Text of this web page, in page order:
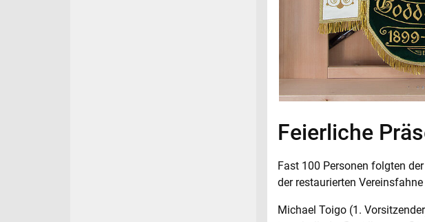
Feierliche
Fast 100 Personen folgten
der restaurierten Vereinsfahne
Michael Toigo (1.